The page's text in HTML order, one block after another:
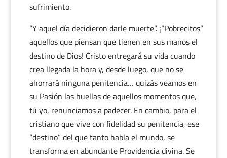
sufrimiento.
“Y aquel día decidieron darle muerte”. ¡“Pobrecitos”
aquellos que piensan que tienen en sus manos el
destino de Dios! Cristo entregará su vida cuando
crea llegada la hora y, desde luego, que no se
ahorrará ninguna penitencia… quizás veamos en
su Pasión las huellas de aquellos momentos que,
tú yo, renunciamos a padecer. En cambio, para el
cristiano que vive con fidelidad su penitencia, ese
“destino” del que tanto habla el mundo, se
transforma en abundante Providencia divina. Se